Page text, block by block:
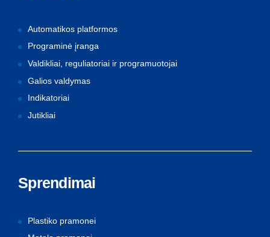
Automatikos platformos
Programinė įranga
Valdikliai, reguliatoriai ir programuotojai
Galios valdymas
Indikatoriai
Jutikliai
Sprendimai
Plastiko pramonei